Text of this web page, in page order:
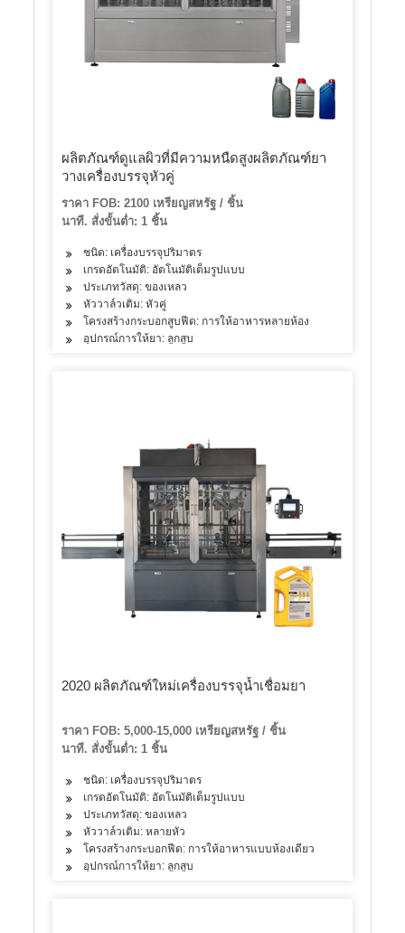
ผลิตภัณฑ์ดูแลผิวที่มีความหนืดสูงผลิตภัณฑ์ยา
วางเครื่องบรรจุหัวคู่
ราคา FOB: 2100 เหรียญสหรัฐ / ชิ้น
นาที. สั่งขั้นต่ำ: 1 ชิ้น
ชนิด: เครื่องบรรจุปริมาตร
เกรดอัตโนมัติ: อัตโนมัติเต็มรูปแบบ
ประเภทวัสดุ: ของเหลว
หัววาล์วเติม: หัวคู่
โครงสร้างกระบอกสูบฟีด: การให้อาหารหลายห้อง
อุปกรณ์การให้ยา: ลูกสูบ
2020 ผลิตภัณฑ์ใหม่เครื่องบรรจุน้ำเชื่อมยา
ราคา FOB: 5,000-15,000 เหรียญสหรัฐ / ชิ้น
นาที. สั่งขั้นต่ำ: 1 ชิ้น
ชนิด: เครื่องบรรจุปริมาตร
เกรดอัตโนมัติ: อัตโนมัติเต็มรูปแบบ
ประเภทวัสดุ: ของเหลว
หัววาล์วเติม: หลายหัว
โครงสร้างกระบอกฟีด: การให้อาหารแบบห้องเดียว
อุปกรณ์การให้ยา: ลูกสูบ